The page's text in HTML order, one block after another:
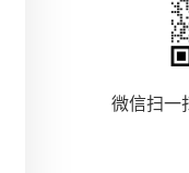
微信扫一